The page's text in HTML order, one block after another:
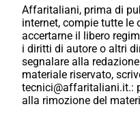
Affaritaliani, prima di
internet, compie tutte le
accertarne il libero
i diritti di autore o altri
segnalare alla
materiale riservato,
tecnici@affaritaliani.it.:
alla rimozione del